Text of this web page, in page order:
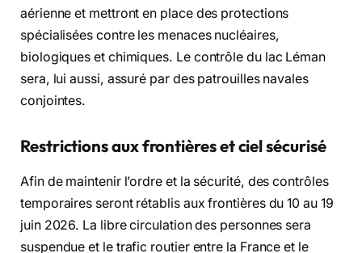
aérienne et mettront en place des protections
spécialisées contre les menaces nucléaires,
biologiques et chimiques. Le contrôle du lac Léman
sera, lui aussi, assuré par des patrouilles navales
conjointes.
Restrictions aux frontières et ciel sécurisé
Afin de maintenir l’ordre et la sécurité, des contrôles
temporaires seront rétablis aux frontières du 10 au 19
juin 2026. La libre circulation des personnes sera
suspendue et le trafic routier entre la France et le